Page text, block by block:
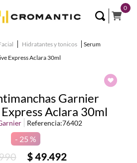
0
Hidratantes y tonicos
Serum
Express Aclara 30ml
Garnier
Aclara 30ml
Referencia:76402
25 %
$49.492